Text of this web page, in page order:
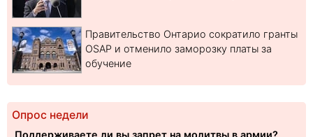
Правительство Онтарио сократило гранты
OSAP и отменило заморозку платы за
обучение
Опрос недели
Поддерживаете ли вы запрет на молитвы в армии?